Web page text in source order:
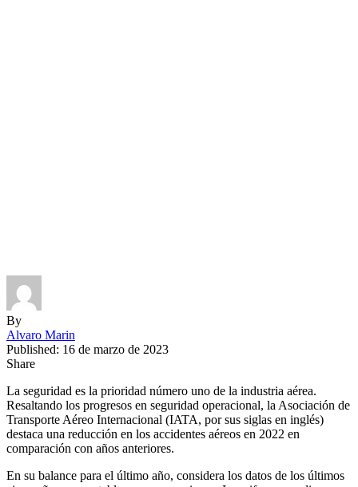
By
Alvaro Marin
Published: 16 de marzo de 2023
Share
La seguridad es la prioridad número uno de la industria aérea.
Resaltando los progresos en seguridad operacional, la Asociación de
Transporte Aéreo Internacional (IATA, por sus siglas en inglés)
destaca una reducción en los accidentes aéreos en 2022 en
comparación con años anteriores.
En su balance para el último año, considera los datos de los últimos